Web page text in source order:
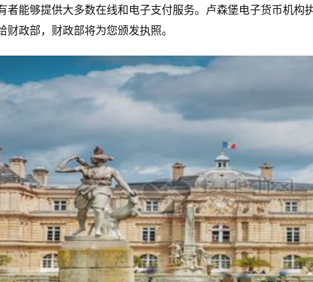
者能够提供大多数在线和电子支付服务。卢森堡电子货币机
政部，财政部将为您颁发执照。